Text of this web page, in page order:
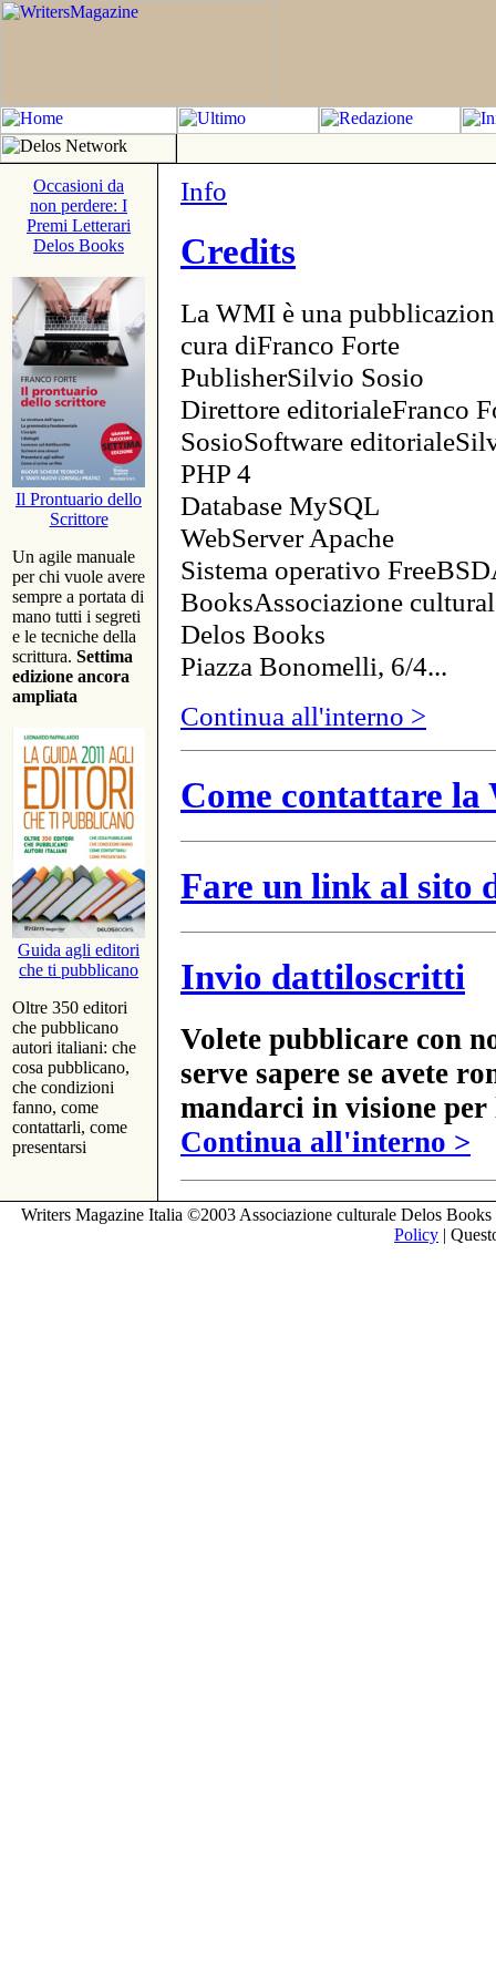
Occasioni da
non perdere: I
Premi Letterari
Delos Books
Il Prontuario dello
Scrittore
Un agile manuale
per chi vuole avere
sempre a portata di
mano tutti i segreti
e le tecniche della
scrittura. Settima
edizione ancora
ampliata
Guida agli editori
che ti pubblicano
Oltre 350 editori
che pubblicano
autori italiani: che
cosa pubblicano,
che condizioni
fanno, come
contattarli, come
presentarsi
Info
Credits
La WMI è una
cura diFranco Forte
PublisherSilvio Sosio
Direttore editorialeFranco
SosioSoftware
PHP 4
Database MySQL
WebServer Apache
Sistema operativo
BooksAssociazione
Delos Books
Piazza Bonomelli, 6/4...
Continua all'interno >
Come contattare
Fare un link al sito
Invio dattiloscritti
Volete pubblicare con
serve sapere se avete
mandarci in visione
Continua all'interno >
Writers Magazine Italia ©2003 Associazione culturale Delos
Policy |